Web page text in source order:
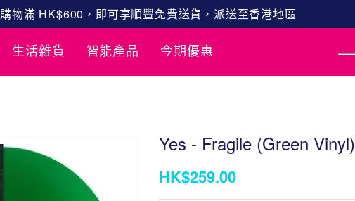
購物滿 HK$600，即可享順豐免費送貨，派送至香港地區
生活雜貨 智能產品 今期優惠
Yes - Fragile (Green Vinyl)
HK$259.00